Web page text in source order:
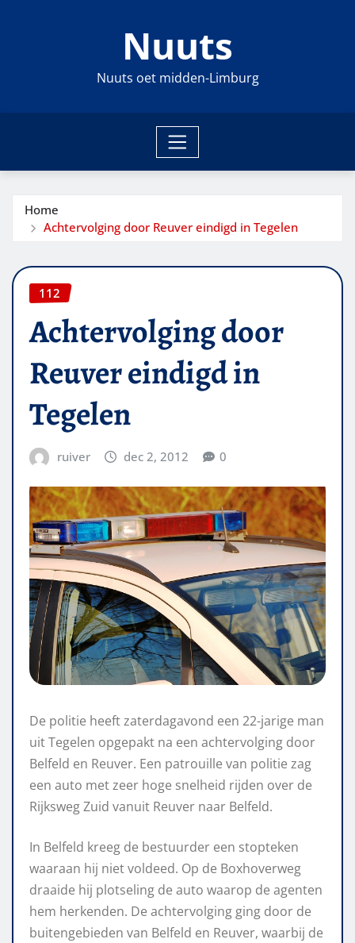
Nuuts
Nuuts oet midden-Limburg
Home
Achtervolging door Reuver eindigd in Tegelen
112
Achtervolging door
Reuver eindigd in
Tegelen
ruiver dec 2, 2012 0
De politie heeft zaterdagavond een 22-jarige man
uit Tegelen opgepakt na een achtervolging door
Belfeld en Reuver. Een patrouille van politie zag
een auto met zeer hoge snelheid rijden over de
Rijksweg Zuid vanuit Reuver naar Belfeld.
In Belfeld kreeg de bestuurder een stopteken
waaraan hij niet voldeed. Op de Boxhoverweg
draaide hij plotseling de auto waarop de agenten
hem herkenden. De achtervolging ging door de
buitengebieden van Belfeld en Reuver, waarbij de